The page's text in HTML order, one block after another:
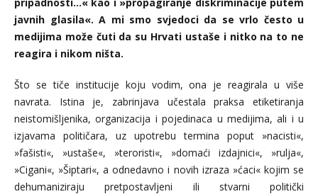
javnih glasila«. A mi smo svjedoci da se vrlo često u
medijima može čuti da su Hrvati ustaše i nitko na to ne
reagira i nikom ništa.
Što se tiče institucije koju vodim, ona je reagirala u više
navrata. Istina je, zabrinjava učestala praksa etiketiranja
neistomišljenika, organizacija i pojedinaca u medijima, ali i u
izjavama političara, uz upotrebu termina poput »nacisti«,
»fašisti«, »ustaše«, »teroristi«, »domaći izdajnici«, »rulja«,
»Cigani«, »Šiptari«, a odnedavno i novih izraza »ćaci« kojim se
dehumaniziraju pretpostavljeni ili stvarni politički